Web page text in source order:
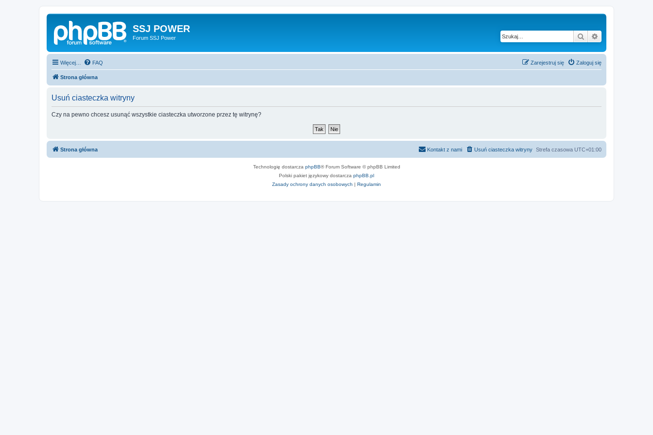
SSJ POWER
Forum SSJ Power Szukaj
Więcej… FAQ Zaloguj się
Zarejestruj się
Strona główna
Usuń ciasteczka witryny
Czy na pewno chcesz usunąć wszystkie ciasteczka utworzone przez tę witrynę?
Strona główna Strefa czasowa UTC+01:00
Usuń ciasteczka witryny
Kontakt z nami
Technologię dostarcza phpBB® Forum Software © phpBB Limited
Polski pakiet językowy dostarcza phpBB.pl
Zasady ochrony danych osobowych | Regulamin